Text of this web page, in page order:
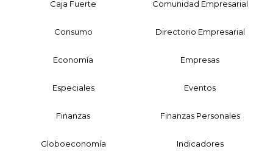
Caja Fuerte Comunidad Empresarial
Consumo Directorio Empresarial
Economía Empresas
Especiales Eventos
Finanzas Finanzas Personales
Globoeconomía Indicadores